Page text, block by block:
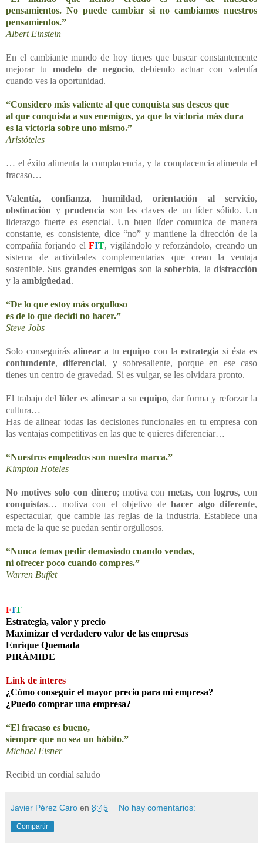
pensamientos. No puede cambiar si no cambiamos nuestros
pensamientos.”
Albert Einstein
En el cambiante mundo de hoy tienes que buscar constantemente
mejorar tu modelo de negocio, debiendo actuar con valentía
cuando ves la oportunidad.
“Considero más valiente al que conquista sus deseos que
al que conquista a sus enemigos, ya que la victoria más dura
es la victoria sobre uno mismo.”
Aristóteles
… el éxito alimenta la complacencia, y la complacencia alimenta el
fracaso…
Valentía,confianza, humildad,orientación al servicio,
obstinación y prudencia son las claves de un líder sólido. Un
liderazgo fuerte es esencial. Un buen líder comunica de manera
constante, es consistente, dice “no” y mantiene la dirección de la
compañía forjando elFIT, vigilándolo y reforzándolo, creando un
sistema de actividades complementarias que crean la ventaja
sostenible. Sus grandes enemigos son lasoberbia, la distracción
y la ambigüedad.
“De lo que estoy más orgulloso
es de lo que decidí no hacer.”
Steve Jobs
Solo conseguirásalinear a tuequipo con la estrategia si ésta es
contundente,diferencial, y sobresaliente, porque en ese caso
tienes un centro de gravedad. Si es vulgar, se les olvidara pronto.
El trabajo del líder es alinear a su equipo, dar forma y reforzar la
cultura…
Has de alinear todas las decisiones funcionales en tu empresa con
las ventajas competitivas en las que te quieres diferenciar…
“Nuestros empleados son nuestra marca.”
Kimpton Hoteles
No motives solo con dinero; motiva con metas, conlogros, con
conquistas… motiva con el objetivo de hacer algo diferente,
espectacular, que cambie las reglas de la industria. Establece una
meta de la que se puedan sentir orgullosos.
“Nunca temas pedir demasiado cuando vendas,
ni ofrecer poco cuando compres.”
Warren Buffet
FIT
Estrategia, valor y precio
Maximizar el verdadero valor de las empresas
Enrique Quemada
PIRÁMIDE
Link de interes
¿Cómo conseguir el mayor precio para mi empresa?
¿Puedo comprar una empresa?
“El fracaso es bueno,
siempre que no sea un hábito.”
Michael Eisner
Recibid un cordial saludo
Javier Pérez Caro en 8:45 No hay comentarios:
Compartir